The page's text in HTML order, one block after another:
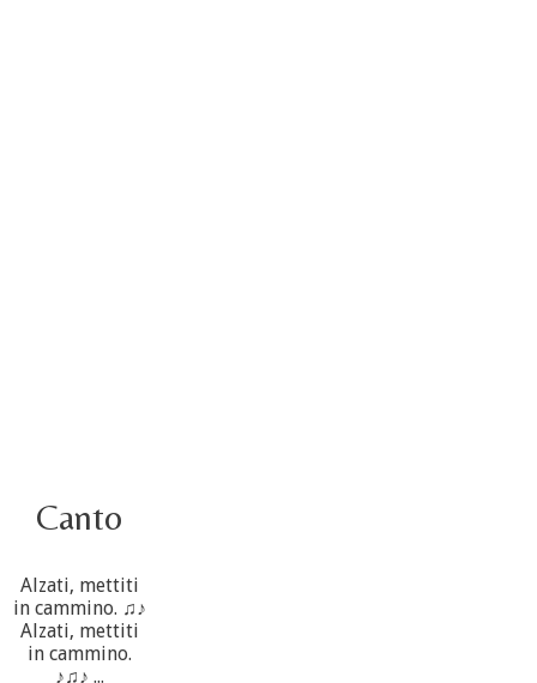
Canto
Alzati, mettiti
in cammino. ♫♪
Alzati, mettiti
in cammino.
♪♫♪ ...